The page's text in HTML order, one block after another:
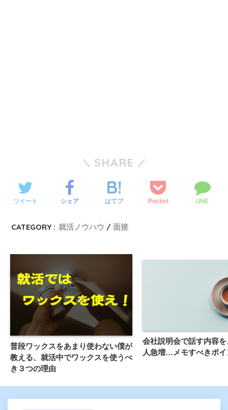
SHARE
ツイート シェア はてブ Pocket LINE
CATEGORY : 就活ノウハウ 面接
普段ワックスをあまり使わない僕が
教える、就活中でワックスを使うべ
き３つの理由
会社説明会で話す内容
人急増…メモすべきポ